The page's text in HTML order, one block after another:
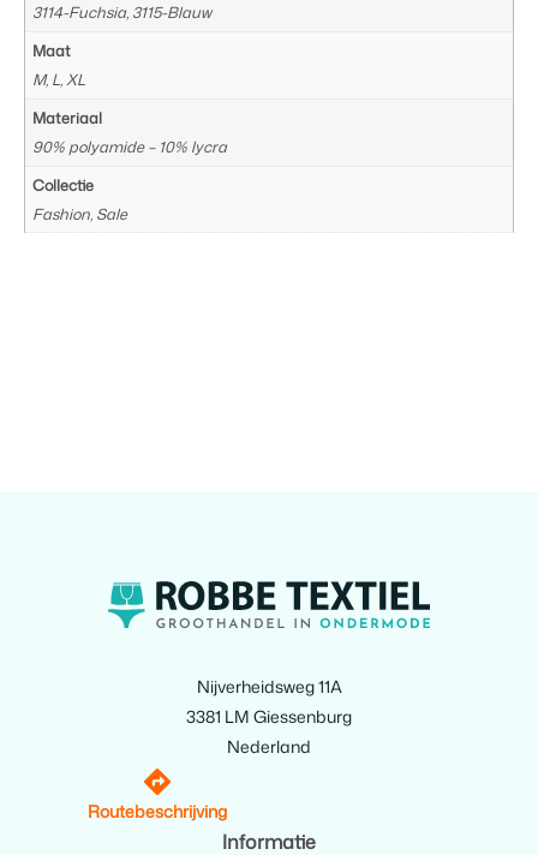
3114-Fuchsia, 3115-Blauw
Maat
M, L, XL
Materiaal
90% polyamide – 10% lycra
Collectie
Fashion, Sale
Nijverheidsweg 11A
3381 LM Giessenburg
Nederland
Routebeschrijving
Informatie